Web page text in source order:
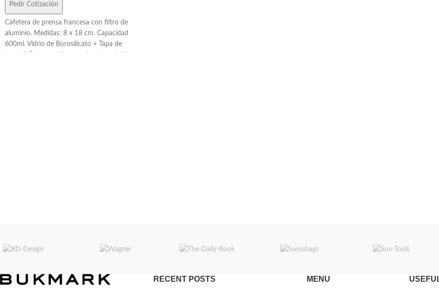
Pedir Cotización
Cafetera de prensa francesa con filtro de
aluminio. Medidas: 8 x 18 cm. Capacidad
600ml. Vidrio de Borosilicato + Tapa de
RECENT POSTS MENU